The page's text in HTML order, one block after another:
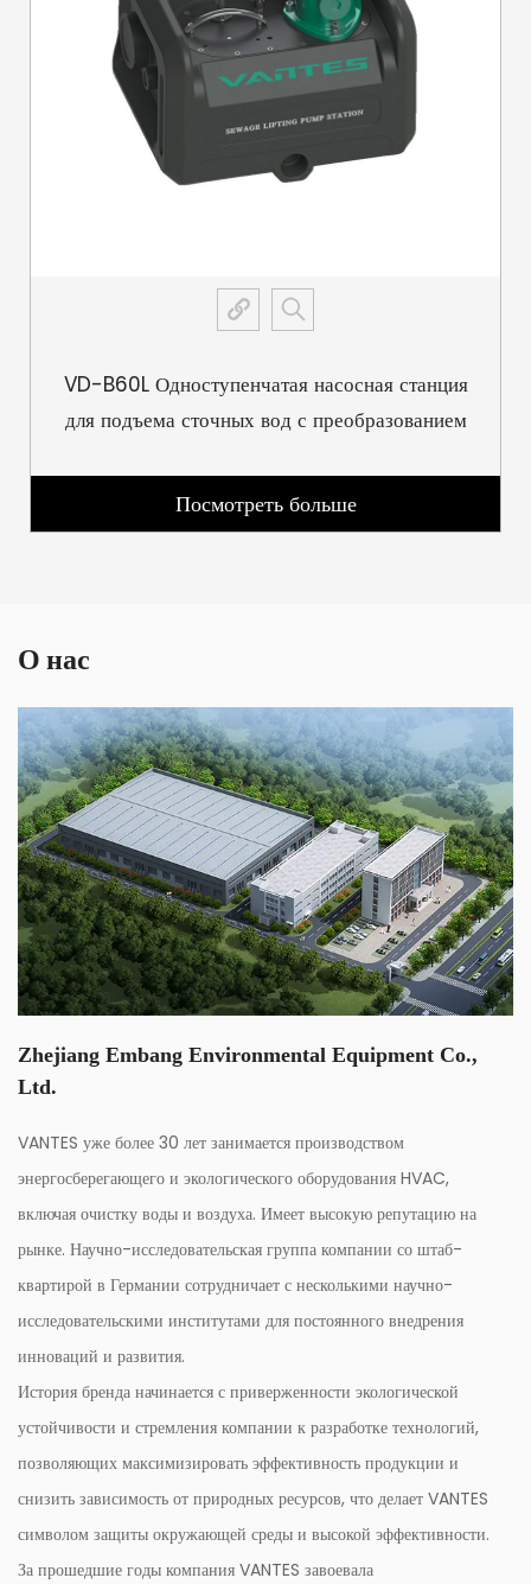
настраивать систему на расстоянии, повышая
эффективность работы.
Простота обслуживания и эксплуатации
Удобный дизайн: VD-B60L имеет удобный дизайн,
который упрощает установку и обслуживание. Четкие
Низкие требования к техническому обслуживанию:
функциям защиты насосная станция требует меньшего
обслуживания, что сокращает время простоя и
Условия эксплуатации
Одноступенчатая насосная станция для перекачки сточных
жидкостей со значением pH от 4 до 10. Этот диапазон
гарантирует, что насос может эффективно перерабатывать
различные типы сточных вод, не подвергаясь воздействию
кислотности или щелочности.
Неметаллические и неабразивные твердые вещества:
Насосная станция предназначена для перекачивания
сточных вод, не содержащих металлических предметов
(например, зажимов или шпилек), камней, строительных
материалов или больших кусков ткани. Это гарантирует
бесперебойную работу насоса без риска повреждения или
VD-B60L Одноступенчатая насосная станция
для подъема сточных вод с преобразованием
Посмотреть больше
О нас
Zhejiang Embang Environmental Equipment Co.,
Ltd.
VANTES уже более 30 лет занимается производством
энергосберегающего и экологического оборудования HVAC,
включая очистку воды и воздуха. Имеет высокую репутацию на
рынке. Научно-исследовательская группа компании со штаб-
квартирой в Германии сотрудничает с несколькими научно-
исследовательскими институтами для постоянного внедрения
инноваций и развития.
История бренда начинается с приверженности экологической
устойчивости и стремления компании к разработке технологий,
позволяющих максимизировать эффективность продукции и
снизить зависимость от природных ресурсов, что делает VANTES
символом защиты окружающей среды и высокой эффективности.
За прошедшие годы компания VANTES завоевала